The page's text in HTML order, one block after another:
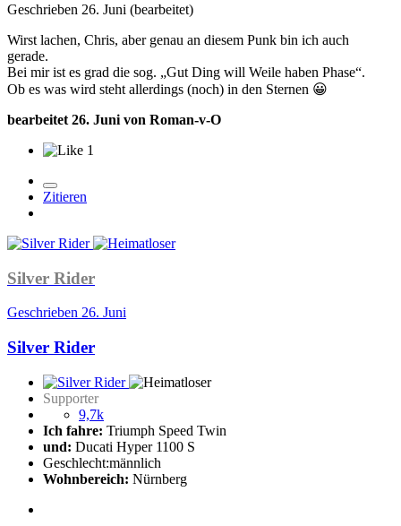
Geschrieben 26. Juni (bearbeitet)
Wirst lachen, Chris, aber genau an diesem Punk bin ich auch
gerade.
Bei mir ist es grad die sog. „Gut Ding will Weile haben Phase“.
Ob es was wird steht allerdings (noch) in den Sternen 😀
bearbeitet 26. Juni von Roman-v-O
1
Zitieren
Silver Rider
Geschrieben 26. Juni
Silver Rider
Supporter
9,7k
Ich fahre: Triumph Speed Twin
und: Ducati Hyper 1100 S
Geschlecht:männlich
Wohnbereich: Nürnberg